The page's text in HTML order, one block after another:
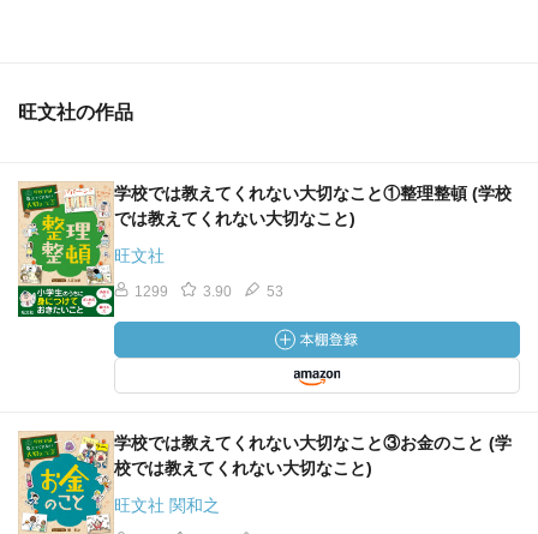
旺文社の作品
学校では教えてくれない大切なこと①整理整頓 (学校
では教えてくれない大切なこと)
旺文社
1299 3.90 53
学校では教えてくれない大切なこと③お金のこと (学
校では教えてくれない大切なこと)
旺文社 関和之